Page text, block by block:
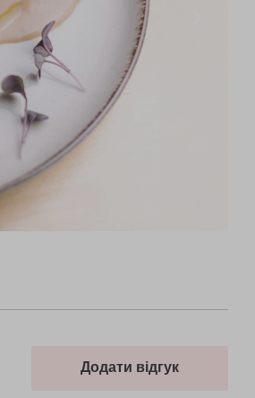
Додати відгук